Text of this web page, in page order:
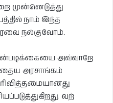
முன்னெடுத்து
நாம் இந்த
நல்குவோம்.
அவ்வாறே
அரசாங்கம்
வற்